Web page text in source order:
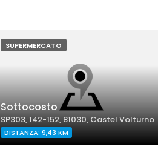
SUPERMERCATO
Sottocosto
SP303, 142-152, 81030, Castel Volturno
DISTANZA: 9,43 KM